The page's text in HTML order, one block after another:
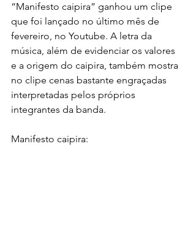
“Manifesto caipira” ganhou um clipe
que foi lançado no último mês de
fevereiro, no Youtube. A letra da
música, além de evidenciar os valores
e a origem do caipira, também mostra
no clipe cenas bastante engraçadas
interpretadas pelos próprios
integrantes da banda.
Manifesto caipira: